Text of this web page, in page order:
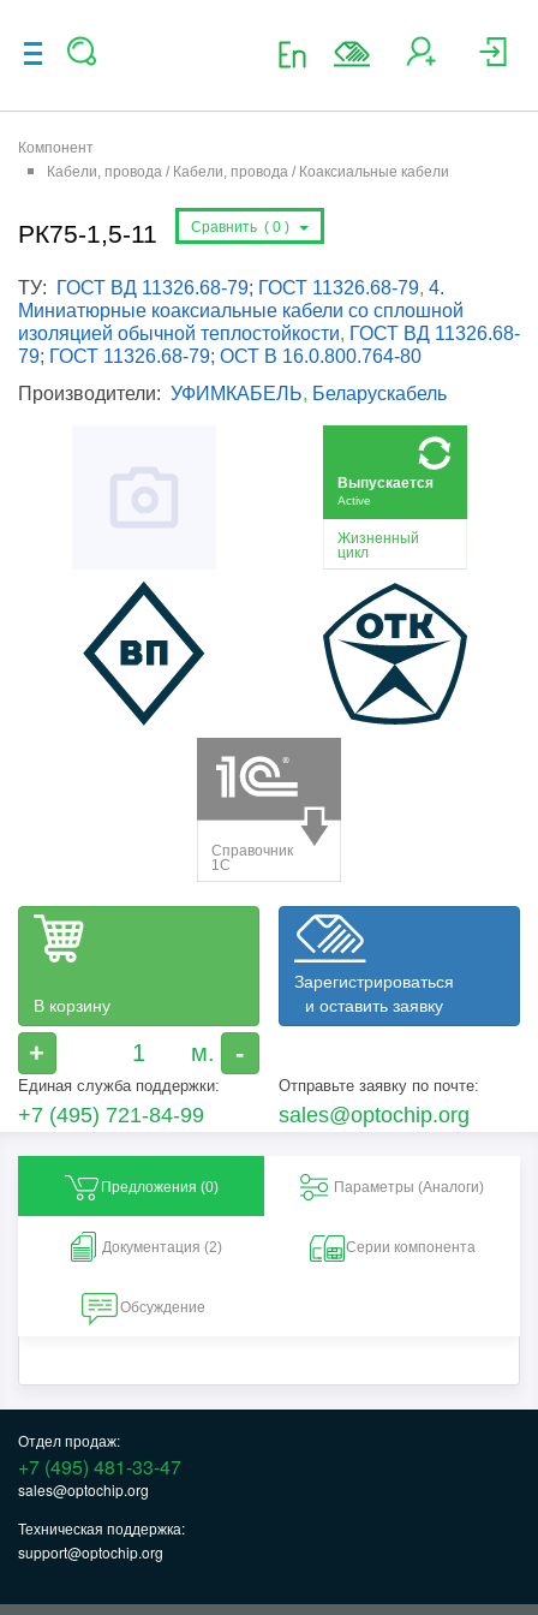
Компонент
Кабели, провода / Кабели, провода / Коаксиальные кабели
РК75-1,5-11 Сравнить ( 0 )
ТУ: ГОСТ ВД 11326.68-79; ГОСТ 11326.68-79, 4.
Миниатюрные коаксиальные кабели со сплошной
изоляцией обычной теплостойкости, ГОСТ ВД 11326.68-
79; ГОСТ 11326.68-79; ОСТ В 16.0.800.764-80
Производители: УФИМКАБЕЛЬ, Беларускабель
В корзину
+ -
Зарегистрироваться
и оставить заявку
Единая служба поддержки:
+7 (495) 721-84-99
Отправьте заявку по почте:
sales@optochip.org
Предложения (0) Параметры (Aналоги)
Документация (2) Серии компонента
Обсуждение
Отдел продаж:
+7 (495) 481-33-47
sales@optochip.org
Техническая поддержка:
support@optochip.org